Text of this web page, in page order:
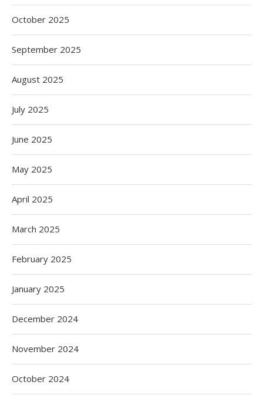
October 2025
September 2025
August 2025
July 2025
June 2025
May 2025
April 2025
March 2025
February 2025
January 2025
December 2024
November 2024
October 2024